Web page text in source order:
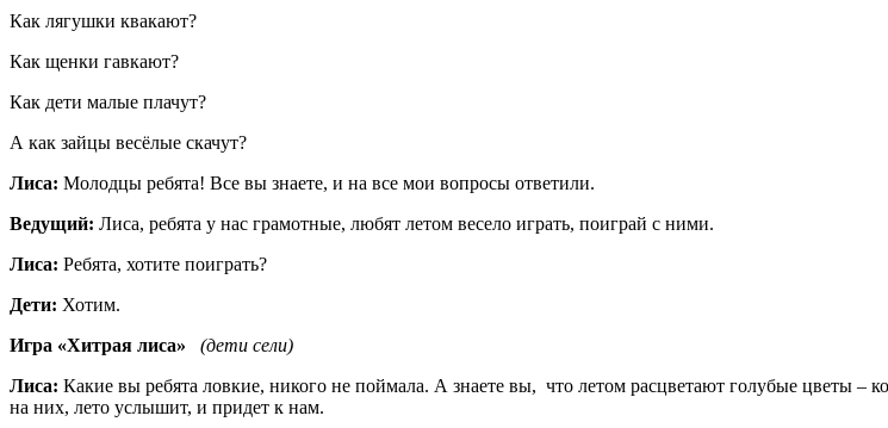
Как лягушки квакают?
Как щенки гавкают?
Как дети малые плачут?
А как зайцы весёлые скачут?
Лиса: Молодцы ребята! Все вы знаете, и на все мои вопросы ответили.
Ведущий: Лиса, ребята у нас грамотные, любят летом весело играть, поиграй с ними.
Лиса: Ребята, хотите поиграть?
Дети: Хотим.
Игра «Хитрая лиса» (дети сели)
Лиса: Какие вы ребята ловкие, никого не поймала. А знаете вы, что летом расцветают голубые цветы –
на них, лето услышит, и придет к нам.